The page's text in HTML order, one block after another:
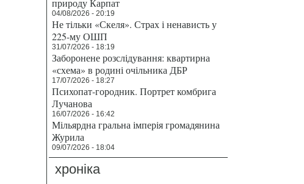
природу Карпат
04/08/2026 - 20:19
Не тільки «Скеля». Страх і ненависть у
225-му ОШП
31/07/2026 - 18:19
Заборонене розслідування: квартирна
«схема» в родині очільника ДБР
17/07/2026 - 18:27
Психопат-городник. Портрет комбрига
Лучанова
16/07/2026 - 16:42
Мільярдна гральна імперія громадянина
Журила
09/07/2026 - 18:04
хроніка